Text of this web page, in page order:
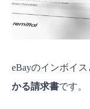
eBayでバイ
インボイ
いる
入金され
eBayのインボイ
かる請求書です。